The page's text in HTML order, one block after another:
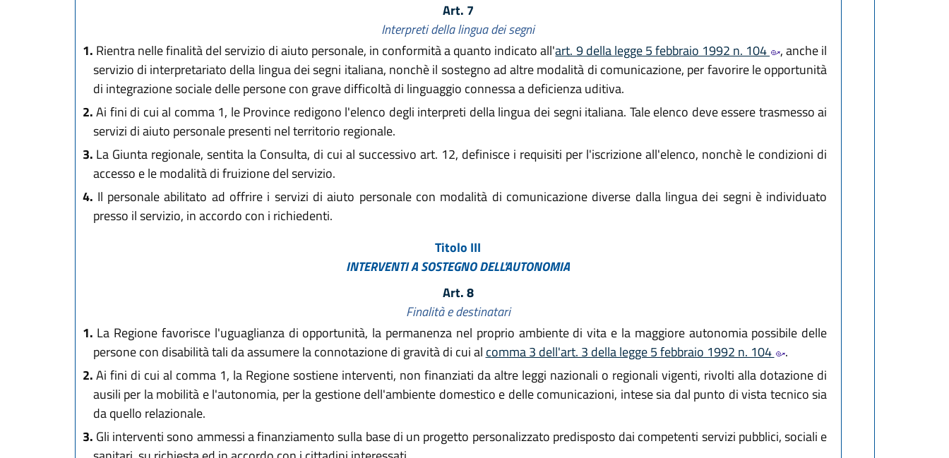
Art. 7
Interpreti della lingua dei segni
1. Rientra nelle finalità del servizio di aiuto personale, in conformità a quanto indicato all'art. 9 della legge 5 febbraio 1992 n. 104
, anche il
servizio di interpretariato della lingua dei segni italiana, nonchè il sostegno ad altre modalità di comunicazione, per favorire le opportunità
di integrazione sociale delle persone con grave difficoltà di linguaggio connessa a deficienza uditiva.
2.Ai fini di cui al comma 1, le Province redigono l'elenco degli interpreti della lingua dei segni italiana. Tale elenco deve essere trasmesso ai
servizi di aiuto personale presenti nel territorio regionale.
3. La Giunta regionale, sentita la Consulta, di cui al successivo art. 12, definisce i requisiti per l'iscrizione all'elenco, nonchè le condizioni di
accesso e le modalità di fruizione del servizio.
4. Il personale abilitato ad offrire i servizi di aiuto personale con modalità di comunicazione diverse dalla lingua dei segni è individuato
presso il servizio, in accordo con i richiedenti.
Titolo III
INTERVENTI A SOSTEGNO DELL'AUTONOMIA
Art. 8
Finalità e destinatari
1. La Regione favorisce l'uguaglianza di opportunità, la permanenza nel proprio ambiente di vita e la maggiore autonomia possibile delle
persone con disabilità tali da assumere la connotazione di gravità di cui al comma 3 dell'art. 3 della legge 5 febbraio 1992 n. 104
.
2.Ai fini di cui al comma 1, la Regione sostiene interventi, non finanziati da altre leggi nazionali o regionali vigenti, rivolti alla dotazione di
ausili per la mobilità e l'autonomia, per la gestione dell'ambiente domestico e delle comunicazioni, intese sia dal punto di vista tecnico sia
da quello relazionale.
3. Gli interventi sono ammessi a finanziamento sulla base di un progetto personalizzato predisposto dai competenti servizi pubblici, sociali e